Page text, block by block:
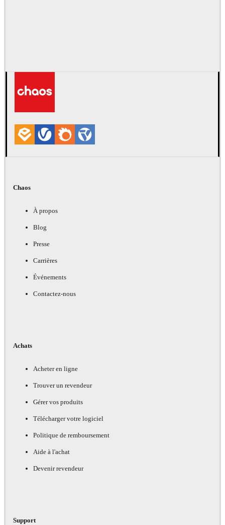
Chaos
À propos
Blog
Presse
Carrières
Événements
Contactez-nous
Achats
Acheter en ligne
Trouver un revendeur
Gérer vos produits
Télécharger votre logiciel
Politique de remboursement
Aide à l'achat
Devenir revendeur
Support